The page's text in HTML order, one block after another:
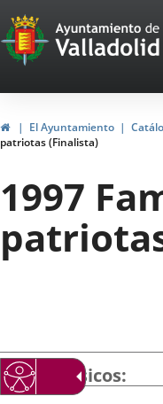
Portal
Web
del
de
Valladolid
InicioEl Ayuntamiento
patriotas (Finalista)
1997
Datos básicos